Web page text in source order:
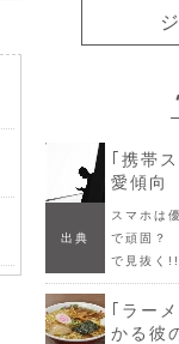
｢携帯
愛傾向
出典
スマホは
で頑固？
で見抜く!!
｢ラー
かる彼